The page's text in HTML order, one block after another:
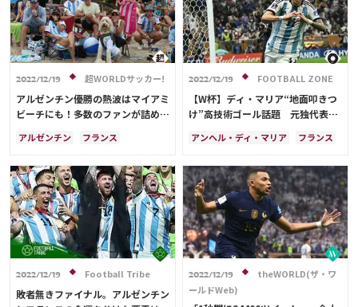
2022/12/19 超WORLDサッカー!
アルゼンチン優勝の熱波はマイアミ
ビーチにも！多数のファンが詰めか
アルゼンチン
フランス
キリアン・ムバッペ
アンヘル・ディ・マリア
2022/12/19 FOOTBALL ZONE
【W杯】ディ・マリア“地面叩きつ
け”高技術ゴール話題 元独代表が
アンヘル・ディ・マリア
フランス
リオネル・メッシ
スペイン
イングランド
ポーランド
2022/12/19 Football Tribe
敗者無きファイナル。アルゼンチン
2022/12/19
theWORLD(ザ・ワ
ールドWeb)